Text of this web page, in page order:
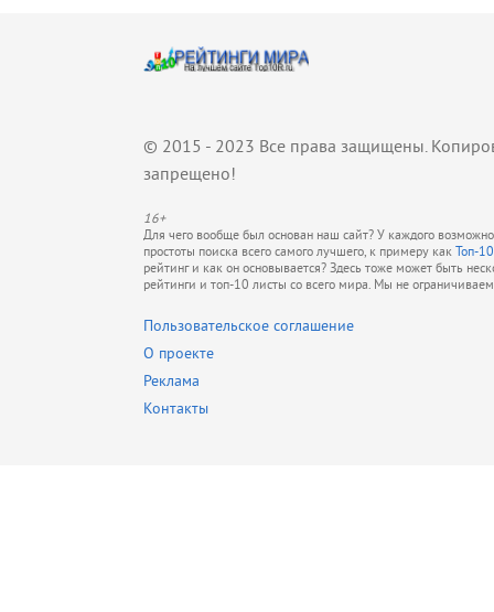
© 2015 - 2023 Все права защищены.
запрещено!
16+
Для чего вообще был основан наш сайт? У каждого
простоты поиска всего самого лучшего, к примеру как Топ-
рейтинг и как он основывается? Здесь тоже может быть
рейтинги и топ-10 листы со всего мира. Мы не
Пользовательское соглашение
О проекте
Реклама
Контакты